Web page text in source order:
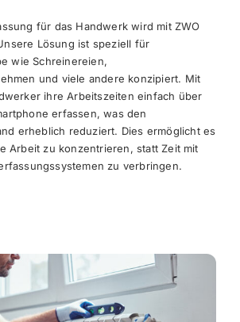
für das Handwerk wird mit ZWO
Lösung ist speziell für
wie Schreinereien,
und viele andere konzipiert. Mit
ihre Arbeitszeiten einfach über
erfassen, was den
erheblich reduziert. Dies ermöglicht es
Arbeit zu konzentrieren, statt Zeit mit
zu verbringen.